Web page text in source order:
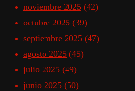
noviembre 2025 (42)
octubre 2025 (39)
septiembre 2025 (47)
agosto 2025 (45)
julio 2025 (49)
junio 2025 (50)